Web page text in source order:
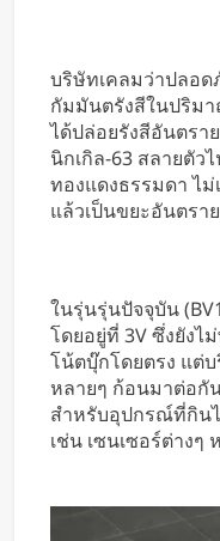
บริษัทเคลมว่าปลอด
กัมมันตรังสีในปริม
ได้ปล่อยรังสีอันตรา
นิกเกิล-63 สลายตัว
ทองแดงธรรมดา ไ
แล้วเป็นขยะอันตรา
ในรุ่นรุ่นปัจจุบัน
โดยอยู่ที่ 3V ซึ่งยัง
โน้ตบุ๊กโดยตรง แต่
หลายๆ ก้อนมาต่อกั
สำหรับอุปกรณ์ที่กิน
เช่น เซนเซอร์ต่าง